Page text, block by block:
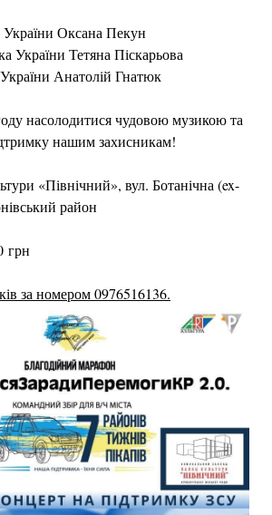
Оксана Пекун
України Тетяна Піскарьова
Анатолій Гнатюк
насолодитися чудовою музикою та
нашим захисникам!
«Північний», вул. Ботанічна (ex-
район
грн
за номером 0976516136.